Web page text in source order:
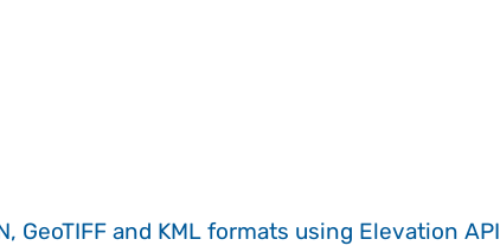
GeoTIFF and KML formats using Elevation API